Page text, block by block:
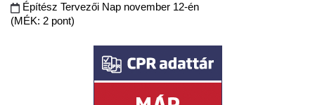
Építész Tervezői Nap november 12-én
(MÉK: 2 pont)